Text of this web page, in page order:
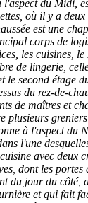
l'aspect du Midi,
où il y a
est une
corps de
les cuisines,
de lingerie,
le second étage
du rez-de-
de maîtres et
plusieurs
à l'aspect du
l'une
avec deux
dont les
du jour du côté,
et qui fait